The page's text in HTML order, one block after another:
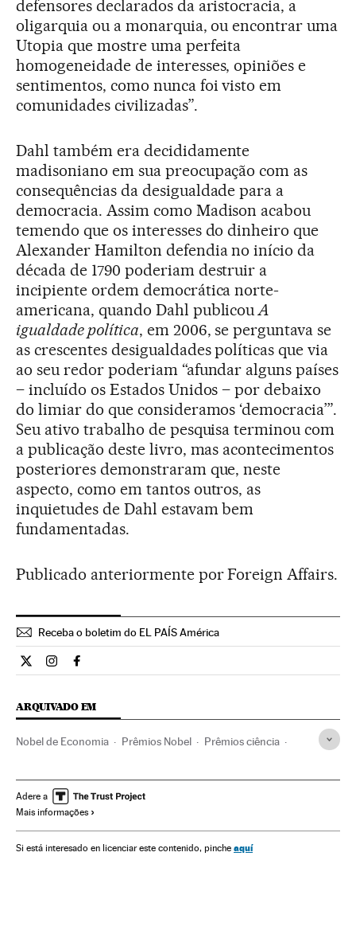
defensores declarados da aristocracia, a
oligarquia ou a monarquia, ou encontrar uma
Utopia que mostre uma perfeita
homogeneidade de interesses, opiniões e
sentimentos, como nunca foi visto em
comunidades civilizadas”.
Dahl também era decididamente
madisoniano em sua preocupação com as
consequências da desigualdade para a
democracia. Assim como Madison acabou
temendo que os interesses do dinheiro que
Alexander Hamilton defendia no início da
década de 1790 poderiam destruir a
incipiente ordem democrática norte-
americana, quando Dahl publicouA
igualdade política, em 2006, se perguntava se
as crescentes desigualdades políticas que via
ao seu redor poderiam “afundar alguns países
– incluído os Estados Unidos – por debaixo
do limiar do que consideramos ‘democracia’”.
Seu ativo trabalho de pesquisa terminou com
a publicação deste livro, mas acontecimentos
posteriores demonstraram que, neste
aspecto, como em tantos outros, as
inquietudes de Dahl estavam bem
fundamentadas.
Publicado anteriormente por Foreign Affairs.
Receba o boletim do EL PAÍS América
Opiniao El País Brasil en Twitter
Opiniao El País Brasil en Instagram
Opiniao El País Brasil en Facebook
ARQUIVADO EM
Nobel de Economia Prêmios Nobel Prêmios ciência
Adere a
Mais informações
Si está interesado en licenciar este contenido, pinche aquí